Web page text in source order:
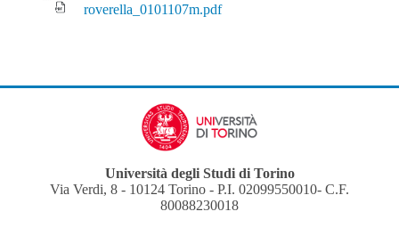
roverella_0101107m.pdf
Università degli Studi di Torino
Via Verdi, 8 - 10124 Torino - P.I. 02099550010- C.F.
80088230018